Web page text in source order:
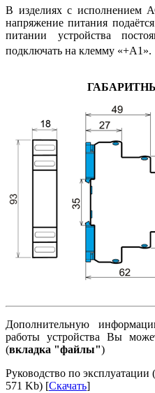
В изделиях с исполнением
напряжение питания
питании устройства
подключать на клемму «+А1».
Дополнительную
работы устройства Вы
(вкладка "файлы")
Руководство по
571 Kb) [Скачать]